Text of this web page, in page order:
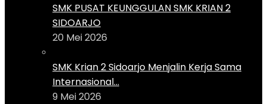
SMK PUSAT KEUNGGULAN SMK KRIAN 2
SIDOARJO
20 Mei 2026
SMK Krian 2 Sidoarjo Menjalin Kerja Sama
Internasional...
9 Mei 2026